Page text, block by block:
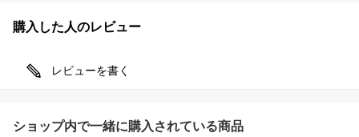
購入した人のレビュー
レビューを書く
ショップ内で一緒に購入されている商品